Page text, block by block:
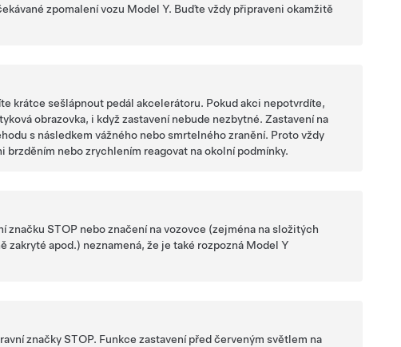
zpomalení vozu Model Y. Buďte vždy připraveni okamžitě
krátce sešlápnout pedál akcelerátoru. Pokud akci nepotvrdíte,
obrazovka, i když zastavení nebude nezbytné. Zastavení na
s následkem vážného nebo smrtelného zranění. Proto vždy
nebo zrychlením reagovat na okolní podmínky.
STOP nebo značení na vozovce (zejména na složitých
zakryté apod.) neznamená, že je také rozpozná Model Y
značky STOP. Funkce zastavení před červeným světlem na